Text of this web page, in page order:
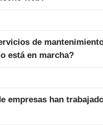
de
está en marcha?
empresas han